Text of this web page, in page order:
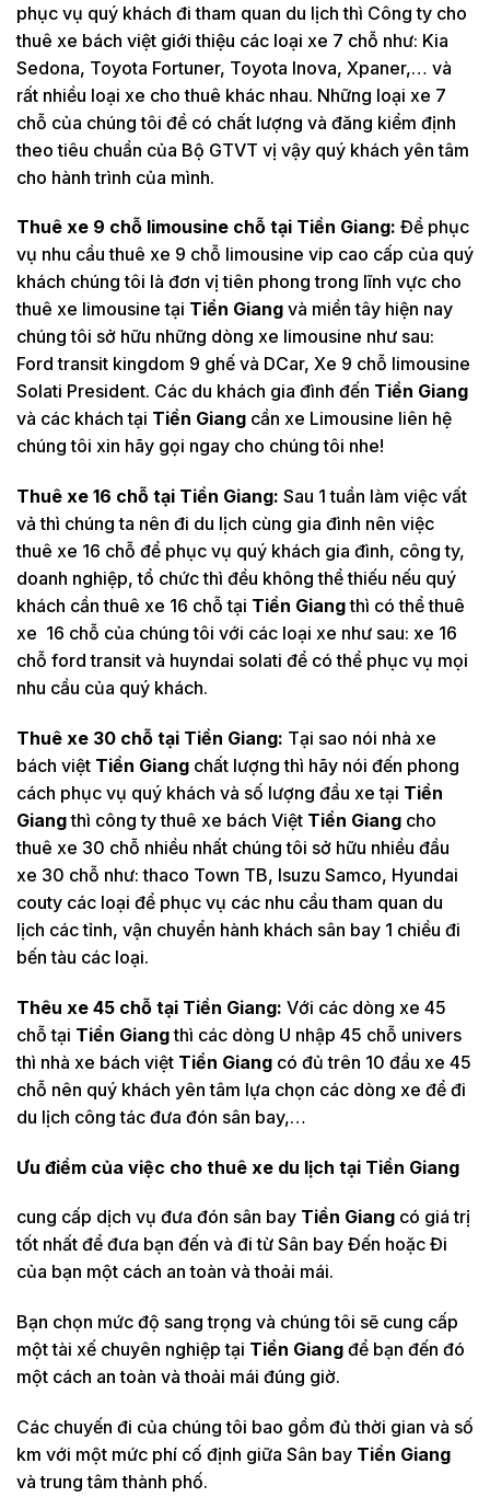
phục vụ quý khách đi tham quan du lịch thì Công ty cho
thuê xe bách việt giới thiệu các loại xe 7 chỗ như: Kia
Sedona, Toyota Fortuner, Toyota Inova, Xpaner,… và
rất nhiều loại xe cho thuê khác nhau. Những loại xe 7
chỗ của chúng tôi đề có chất lượng và đăng kiểm định
theo tiêu chuẩn của Bộ GTVT vị vậy quý khách yên tâm
cho hành trình của mình.
Thuê xe 9 chỗ limousine chỗ tại Tiền Giang: Để phục
vụ nhu cầu thuê xe 9 chỗ limousine vip cao cấp của quý
khách chúng tôi là đơn vị tiên phong trong lĩnh vực cho
thuê xe limousine tại Tiền Giang và miền tây hiện nay
chúng tôi sở hữu những dòng xe limousine như sau:
Ford transit kingdom 9 ghế và DCar, Xe 9 chỗ limousine
Solati President. Các du khách gia đình đến Tiền Giang
và các khách tại Tiền Giang cần xe Limousine liên hệ
chúng tôi xin hãy gọi ngay cho chúng tôi nhe!
Thuê xe 16 chỗ tại Tiền Giang: Sau 1 tuần làm việc vất
vả thì chúng ta nên đi du lịch cùng gia đình nên việc
thuê xe 16 chỗ để phục vụ quý khách gia đình, công ty,
doanh nghiệp, tổ chức thì đều không thể thiếu nếu quý
khách cần thuê xe 16 chỗ tại Tiền Giangthì có thể thuê
xe 16 chỗ của chúng tôi với các loại xe như sau: xe 16
chỗ ford transit và huyndai solati để có thể phục vụ mọi
nhu cầu của quý khách.
Thuê xe 30 chỗ tại Tiền Giang: Tại sao nói nhà xe
bách việt Tiền Giang chất lượng thì hãy nói đến phong
cách phục vụ quý khách và số lượng đầu xe tại Tiền
Giangthì công ty thuê xe bách Việt Tiền Giang cho
thuê xe 30 chỗ nhiều nhất chúng tôi sở hữu nhiều đầu
xe 30 chỗ như: thaco Town TB, Isuzu Samco, Hyundai
couty các loại để phục vụ các nhu cầu tham quan du
lịch các tỉnh, vận chuyển hành khách sân bay 1 chiều đi
bến tàu các loại.
Thêu xe 45 chỗ tại Tiền Giang: Với các dòng xe 45
chỗ tại Tiền Giangthì các dòng U nhập 45 chỗ univers
thì nhà xe bách việt Tiền Giang có đủ trên 10 đầu xe 45
chỗ nên quý khách yên tâm lựa chọn các dòng xe để đi
du lịch công tác đưa đón sân bay,…
Ưu điểm của việc cho thuê xe du lịch tại Tiền Giang
cung cấp dịch vụ đưa đón sân bay Tiền Giang có giá trị
tốt nhất để đưa bạn đến và đi từ Sân bay Đến hoặc Đi
của bạn một cách an toàn và thoải mái.
Bạn chọn mức độ sang trọng và chúng tôi sẽ cung cấp
một tài xế chuyên nghiệp tại Tiền Giang để bạn đến đó
một cách an toàn và thoải mái đúng giờ.
Các chuyến đi của chúng tôi bao gồm đủ thời gian và số
km với một mức phí cố định giữa Sân bay Tiền Giang
và trung tâm thành phố.